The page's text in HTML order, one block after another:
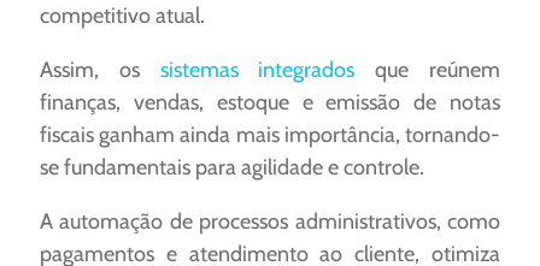
competitivo atual.
Assim, ossistemas integrados que reúnem
finanças, vendas, estoque e emissão de notas
fiscais ganham ainda mais importância, tornando-
se fundamentais para agilidade e controle.
A automação de processos administrativos, como
pagamentos e atendimento ao cliente, otimiza